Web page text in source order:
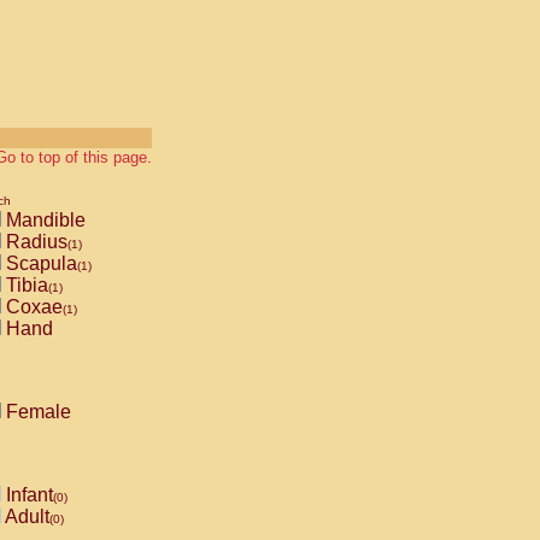
to top of this page.
Mandible
Radius(1)
Scapula(1)
Tibia(1)
Coxae(1)
Hand
Female
Infant(0)
Adult(0)